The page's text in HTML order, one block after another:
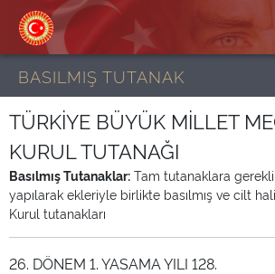
BASILMIŞ TUTANAK
TÜRKİYE BÜYÜK MİLLET
KURUL TUTANAĞI
Basılmış Tutanaklar: Tam tutanaklara
yapılarak ekleriyle birlikte basılmış ve cilt
Kurul tutanakları
26. DÖNEM 1. YASAMA YILI 128.